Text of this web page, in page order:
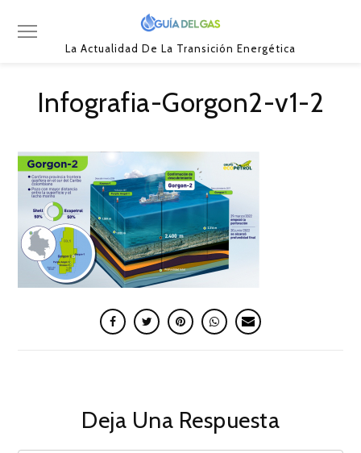
La Actualidad De La Transición Energética
Infografia-Gorgon2-v1-2
Deja Una Respuesta